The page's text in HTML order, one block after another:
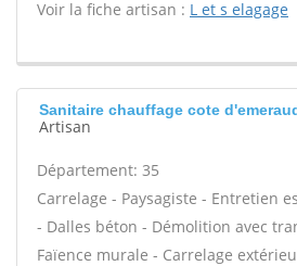
Voir la fiche artisan : L et s elagage
Sanitaire chauffage cote
Artisan
Département: 35
Carrelage - Paysagiste - Entretien
- Dalles béton - Démolition avec
Faïence murale - Carrelage